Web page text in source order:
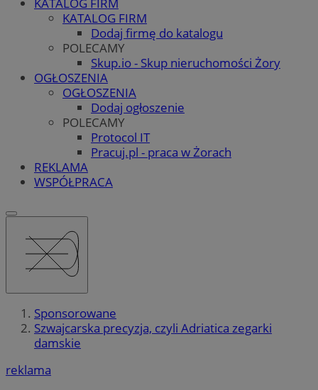
KATALOG FIRM
Dodaj firmę do katalogu
POLECAMY
Skup.io - Skup nieruchomości Żory
OGŁOSZENIA
OGŁOSZENIA
Dodaj ogłoszenie
POLECAMY
Protocol IT
Pracuj.pl - praca w Żorach
REKLAMA
WSPÓŁPRACA
Sponsorowane
Szwajcarska precyzja, czyli Adriatica zegarki
damskie
reklama